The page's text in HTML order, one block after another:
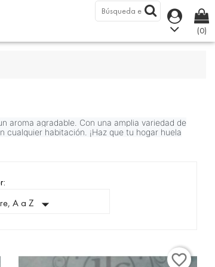
(0)
aroma agradable. Con una amplia variedad de
habitación. ¡Haz que tu hogar huela
A a Z

favorite_border